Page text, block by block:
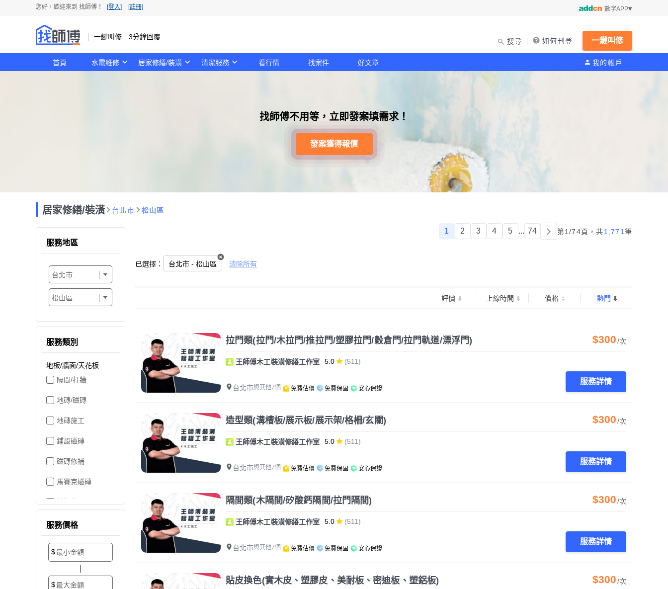
您好，歡迎來到 找師傅！ [登入] [註冊] 數字APP
一鍵叫修 3分鐘回覆
搜尋 如何刊登 一鍵叫修
首頁 水電維修 居家修繕/裝潢 清潔服務 看行情 找案件 好文章 我的帳戶
找師傅不用等，立即發案填需求！
發案獲得報價
居家修繕/裝潢 台北市 松山區
1 2 3 4 5 ... 74 第1/74頁，共1,771 筆
已選擇： 台北市 - 松山區 清除所有
服務地區
服務類別
地板/牆面/天花板
隔間/打牆
地磚/磁磚
地磚施工
鋪設磁磚
磁磚修補
馬賽克磁磚
地板維修
地板拋光打蠟
地板防滑施工
塑膠地板工程
服務價格
$
$
評價 上線時間 價格 熱門
拉門類(拉門/木拉門/推拉門/塑膠拉門/穀倉門/拉門軌道/漂浮門) $300/次
王師傅木工裝潢修繕工作室 5.0 (511)
台北市與其他7個 免費估價 免費保固 安心保證
服務詳情
造型類(溝槽板/展示板/展示架/格柵/玄關) $300/次
王師傅木工裝潢修繕工作室 5.0 (511)
台北市與其他7個 免費估價 免費保固 安心保證
服務詳情
隔間類(木隔間/矽酸鈣隔間/拉門隔間) $300/次
王師傅木工裝潢修繕工作室 5.0 (511)
台北市與其他7個 免費估價 免費保固 安心保證
服務詳情
貼皮換色(實木皮、塑膠皮、美耐板、密迪板、塑鋁板) $300/次